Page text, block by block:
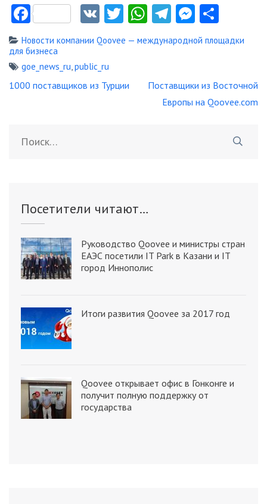
FacebookVK Twitter
WhatsApp
Telegram
Новости компании Qoovee — международной площадки
для бизнеса
goe_news_ru,public_ru
Навигация
1000 поставщиков из Турции
Поставщики из Восточной
Европы на Qoovee.com
Посетители читают…
Руководство Qoovee и министры стран
ЕАЭС посетили IT Park в Казани и IT
город Иннополис
Итоги развития Qoovee за 2017 год
Qoovee открывает офис в Гонконге и
получит полную поддержку от
государства